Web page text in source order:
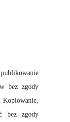
bez zgody
Kopiowanie,
bez zgody